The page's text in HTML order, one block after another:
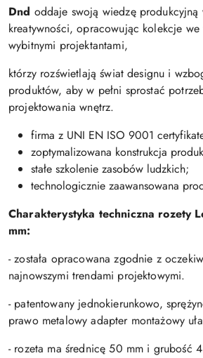
Dnd oddaje swoją wiedzę produkcyjną
kreatywności, opracowując kolekcje we
wybitnymi projektantami,
którzy rozświetlają świat designu i
produktów, aby w pełni sprostać
projektowania wnętrz.
firma z UNI EN ISO 9001
zoptymalizowana konstrukcja
stałe szkolenie zasobów ludzkich;
technologicznie zaawansowana
Charakterystyka techniczna rozety
mm:
- została opracowana zgodnie z
najnowszymi trendami projektowymi.
- patentowany jednokierunkowo,
prawo metalowy adapter montażowy
- rozeta ma średnicę 50 mm i grubość